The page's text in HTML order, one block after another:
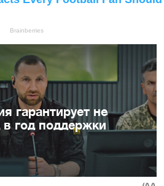
гарантирует не
год поддержки